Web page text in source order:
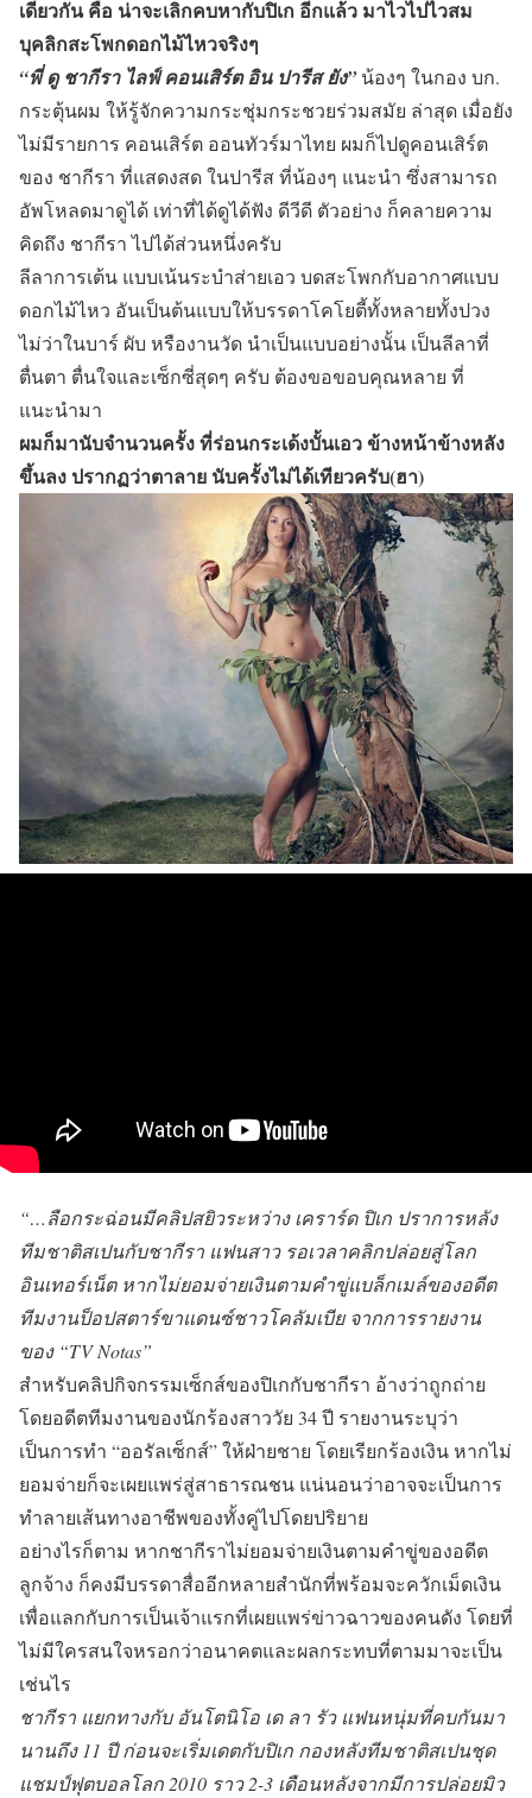
เดียวกัน คือ น่าจะเลิกคบหากับปิเก อีกแล้ว มาไวไปไวสม
บุคลิกสะโพกดอกไม้ไหวจริงๆ
“พี่ ดู ชากีรา ไลฟ์ คอนเสิร์ต อิน ปารีส ยัง”น้องๆ ในกอง บก.
กระตุ้นผม ให้รู้จักความกระชุ่มกระชวยร่วมสมัย ล่าสุด เมื่อยัง
ไม่มีรายการ คอนเสิร์ต ออนทัวร์มาไทย ผมก็ไปดูคอนเสิร์ต
ของ ชากีรา ที่แสดงสด ในปารีส ที่น้องๆ แนะนำ ซึ่งสามารถ
อัพโหลดมาดูได้ เท่าที่ได้ดูได้ฟัง ดีวีดี ตัวอย่าง ก็คลายความ
คิดถึง ชากีรา ไปได้ส่วนหนึ่งครับ
ลีลาการเต้น แบบเน้นระบำส่ายเอว บดสะโพกกับอากาศแบบ
ดอกไม้ไหว อันเป็นต้นแบบให้บรรดาโคโยตี้ทั้งหลายทั้งปวง
ไม่ว่าในบาร์ ผับ หรืองานวัด นำเป็นแบบอย่างนั้น เป็นลีลาที่
ตื่นตา ตื่นใจและเซ็กซี่สุดๆ ครับ ต้องขอขอบคุณหลาย ที่
แนะนำมา
ผมก็มานับจำนวนครั้ง ที่ร่อนกระเด้งบั้นเอว ข้างหน้าข้างหลัง
ขึ้นลง ปรากฏว่าตาลาย นับครั้งไม่ได้เทียวครับ(ฮา)
“…ลือกระฉ่อนมีคลิปสยิวระหว่าง เคราร์ด ปิเก ปราการหลัง
ทีมชาติสเปนกับชากีรา แฟนสาว รอเวลาคลิกปล่อยสู่โลก
อินเทอร์เน็ต หากไม่ยอมจ่ายเงินตามคำขู่แบล็กเมล์ของอดีต
ทีมงานป็อปสตาร์ขาแดนซ์ชาวโคลัมเบีย จากการรายงาน
ของ “TV Notas”
สำหรับคลิปกิจกรรมเซ็กส์ของปิเกกับชากีรา อ้างว่าถูกถ่าย
โดยอดีตทีมงานของนักร้องสาววัย 34 ปี รายงานระบุว่า
เป็นการทำ “ออรัลเซ็กส์” ให้ฝ่ายชาย โดยเรียกร้องเงิน หากไม่
ยอมจ่ายก็จะเผยแพร่สู่สาธารณชน แน่นอนว่าอาจจะเป็นการ
ทำลายเส้นทางอาชีพของทั้งคู่ไปโดยปริยาย
อย่างไรก็ตาม หากชากีราไม่ยอมจ่ายเงินตามคำขู่ของอดีต
ลูกจ้าง ก็คงมีบรรดาสื่ออีกหลายสำนักที่พร้อมจะควักเม็ดเงิน
เพื่อแลกกับการเป็นเจ้าแรกที่เผยแพร่ข่าวฉาวของคนดัง โดยที่
ไม่มีใครสนใจหรอกว่าอนาคตและผลกระทบที่ตามมาจะเป็น
เช่นไร
ชากีรา แยกทางกับ อันโตนิโอ เด ลา รัว แฟนหนุ่มที่คบกันมา
นานถึง 11 ปี ก่อนจะเริ่มเดตกับปิเก กองหลังทีมชาติสเปนชุด
แชมป์ฟุตบอลโลก 2010 ราว 2-3 เดือนหลังจากมีการปล่อยมิว